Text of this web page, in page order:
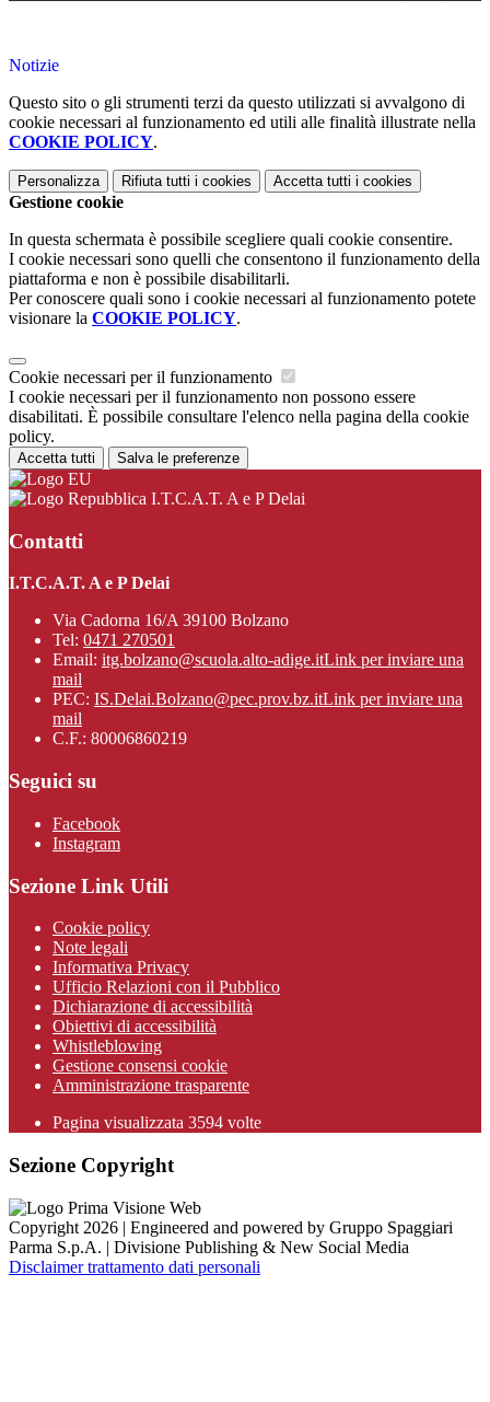
Notizie
Questo sito o gli strumenti terzi da questo utilizzati si avvalgono di
cookie necessari al funzionamento ed utili alle finalità illustrate nella
COOKIE POLICY.
Personalizza Rifiuta tutti i cookies Accetta tutti i cookies
Gestione cookie
In questa schermata è possibile scegliere quali cookie consentire.
I cookie necessari sono quelli che consentono il funzionamento della
piattaforma e non è possibile disabilitarli.
Per conoscere quali sono i cookie necessari al funzionamento potete
visionare la COOKIE POLICY.
Cookie necessari per il funzionamento
I cookie necessari per il funzionamento non possono essere
disabilitati. È possibile consultare l'elenco nella pagina della cookie
policy.
Accetta tutti Salva le preferenze
I.T.C.A.T. A e P Delai
Contatti
I.T.C.A.T. A e P Delai
Via Cadorna 16/A 39100 Bolzano
Tel: 0471 270501
Email: itg.bolzano@scuola.alto-adige.itLink per inviare una
mail
PEC: IS.Delai.Bolzano@pec.prov.bz.itLink per inviare una
mail
C.F.: 80006860219
Seguici su
Facebook
Instagram
Sezione Link Utili
Cookie policy
Note legali
Informativa Privacy
Ufficio Relazioni con il Pubblico
Dichiarazione di accessibilità
Obiettivi di accessibilità
Whistleblowing
Gestione consensi cookie
Amministrazione trasparente
Pagina visualizzata 3594 volte
Sezione Copyright
Copyright 2026 | Engineered and powered by Gruppo Spaggiari
Parma S.p.A. | Divisione Publishing & New Social Media
Disclaimer trattamento dati personali